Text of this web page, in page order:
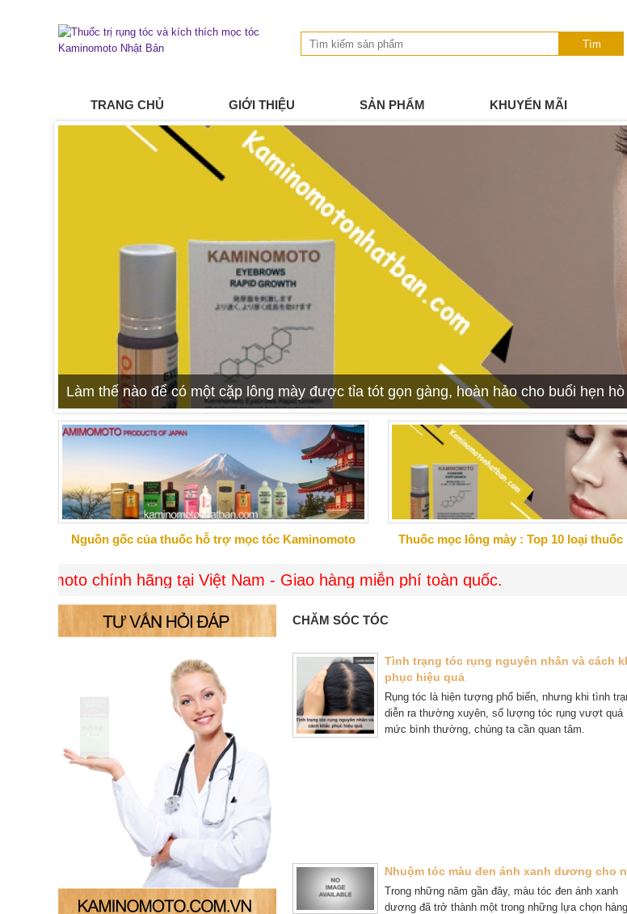
Tìm
TRANG CHỦ GIỚI THIỆU SẢN PHẨM KHUYẾN MÃI
Làm thế nào để có một cặp lông mày được tỉa tót gọn gàng, hoàn hảo cho buổi hẹn
Nguồn gốc của thuốc hỗ trợ mọc tóc Kaminomoto Thuốc mọc lông mày : Top 10 loại thuốc
chính hãng tại Việt Nam - Giao hàng miễn phí toàn quốc.
CHĂM SÓC TÓC
Tình trạng tóc rụng nguyên nhân và cách
phục hiệu quả
Rụng tóc là hiện tượng phổ biến, nhưng khi tình
diễn ra thường xuyên, số lượng tóc rụng vượt quá
mức bình thường, chúng ta cần quan tâm.
Nhuộm tóc màu đen ánh xanh dương cho
Trong những năm gần đây, màu tóc đen ánh xanh
dương đã trở thành một trong những lựa chọn hàng